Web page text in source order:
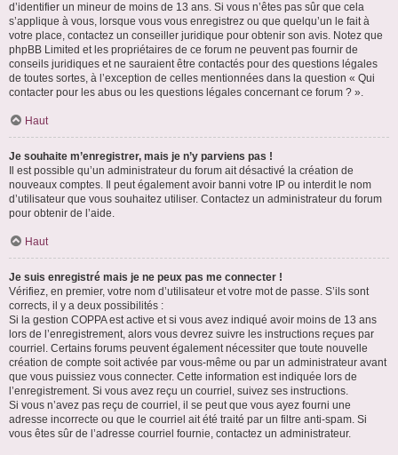
d’identifier un mineur de moins de 13 ans. Si vous n’êtes pas sûr que cela
s’applique à vous, lorsque vous vous enregistrez ou que quelqu’un le fait à
votre place, contactez un conseiller juridique pour obtenir son avis. Notez que
phpBB Limited et les propriétaires de ce forum ne peuvent pas fournir de
conseils juridiques et ne sauraient être contactés pour des questions légales
de toutes sortes, à l’exception de celles mentionnées dans la question « Qui
contacter pour les abus ou les questions légales concernant ce forum ? ».
Haut
Je souhaite m’enregistrer, mais je n’y parviens pas !
Il est possible qu’un administrateur du forum ait désactivé la création de
nouveaux comptes. Il peut également avoir banni votre IP ou interdit le nom
d’utilisateur que vous souhaitez utiliser. Contactez un administrateur du forum
pour obtenir de l’aide.
Haut
Je suis enregistré mais je ne peux pas me connecter !
Vérifiez, en premier, votre nom d’utilisateur et votre mot de passe. S’ils sont
corrects, il y a deux possibilités :
Si la gestion COPPA est active et si vous avez indiqué avoir moins de 13 ans
lors de l’enregistrement, alors vous devrez suivre les instructions reçues par
courriel. Certains forums peuvent également nécessiter que toute nouvelle
création de compte soit activée par vous-même ou par un administrateur avant
que vous puissiez vous connecter. Cette information est indiquée lors de
l’enregistrement. Si vous avez reçu un courriel, suivez ses instructions.
Si vous n’avez pas reçu de courriel, il se peut que vous ayez fourni une
adresse incorrecte ou que le courriel ait été traité par un filtre anti-spam. Si
vous êtes sûr de l’adresse courriel fournie, contactez un administrateur.